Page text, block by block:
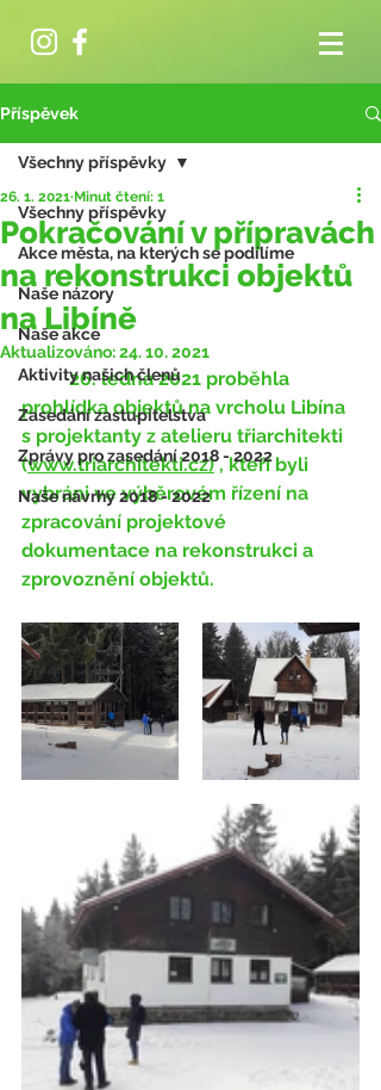
Příspěvek
Všechny příspěvky
Akce města, na kterých se podílíme
Naše názory
Naše akce
Aktivity našich členů
Zasedání zastupitelstva
Zprávy pro zasedání 2018 - 2022
Naše návrhy 2018 - 2022
Všechny příspěvky
Pokračování v přípravách
na rekonstrukci objektů
na Libíně
26. 1. 2021 Minut čtení: 1
Aktualizováno:24. 10. 2021
	26. ledna 2021 proběhla
prohlídka objektů na vrcholu Libína
s projektanty z atelieru třiarchitekti
(www.triarchitekti.cz) , kteří byli
vybráni ve výběrovém řízení na
zpracování projektové
dokumentace na rekonstrukci a
zprovoznění objektů.